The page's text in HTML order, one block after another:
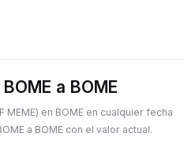
a BOME
MEME) en BOME en cualquier fecha
a BOME con el valor actual.